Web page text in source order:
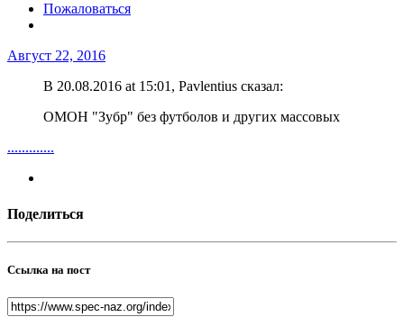
Пожаловаться
Август 22, 2016
В 20.08.2016 at 15:01, Pavlentius сказал:
ОМОН "Зубр" без футболов и других массовых
.............
Поделиться
Ссылка на пост